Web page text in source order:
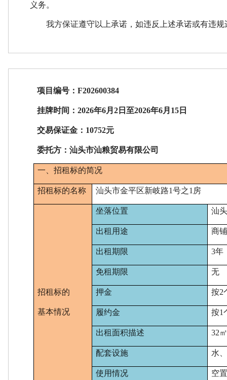
义务。
我方保证遵守以上承诺，如违反上述承诺或有违
项目编号：F202600384
挂牌时间：2026年6月2 日至2026年6月 15 日
交易保证金： 10752元
委托方：汕头市汕粮贸易有限公司
一、招租标的简况
招租标的名称 汕头市金平区新岐路1号之1房
招租标的
基本情况
坐落位置 汕
出租用途 商
出租期限 3年
免租期限 无
押金 按2
履约金 按1
出租面积描述 32
配套设施 水
使用情况 空